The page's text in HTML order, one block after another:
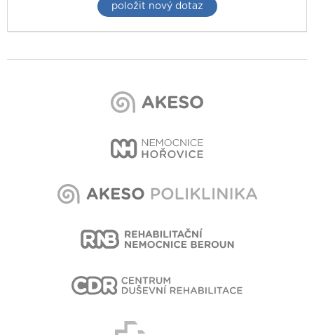
položit nový dotaz